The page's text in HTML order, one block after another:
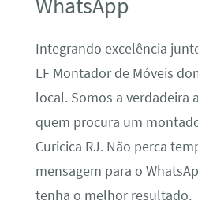
WhatsApp
Integrando excelência
LF Montador de Móveis
local. Somos a verdadeira
quem procura um
Curicica RJ. Não perca
mensagem para o
tenha o melhor resultado.